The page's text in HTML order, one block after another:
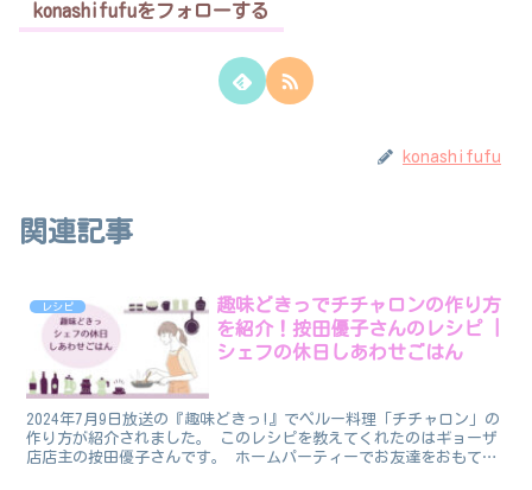
konashifufuをフォローする
konashifufu
関連記事
レシピ
趣味どきっでチチャロンの作り方
を紹介！按田優子さんのレシピ |
シェフの休日しあわせごはん
2024年7月9日放送の『趣味どきっ!』でペルー料理「チチャロン」の
作り方が紹介されました。 このレシピを教えてくれたのはギョーザ
店店主の按田優子さんです。 ホームパーティーでお友達をおもてな